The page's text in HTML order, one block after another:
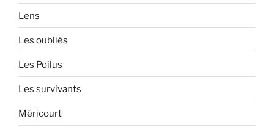
Lens
Les oubliés
Les Poilus
Les survivants
Méricourt